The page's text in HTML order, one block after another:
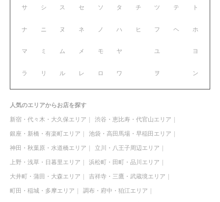
サ シ ス セ ソ
ナ ニ ヌ ネ ノ
マ ミ ム メ モ
ラ リ ル レ ロ
タ チ ツ テ ト
ハ ヒ フ ヘ ホ
ヤ ユ ヨ
ワ ヲ ン
人気のエリアからお店を探す
新宿・代々木・大久保エリア 渋谷・恵比寿・代官山エリア
銀座・新橋・有楽町エリア 池袋・高田馬場・早稲田エリア
神田・秋葉原・水道橋エリア 立川・八王子周辺エリア
上野・浅草・日暮里エリア 浜松町・田町・品川エリア
大井町・蒲田・大森エリア 吉祥寺・三鷹・武蔵境エリア
町田・稲城・多摩エリア 調布・府中・狛江エリア